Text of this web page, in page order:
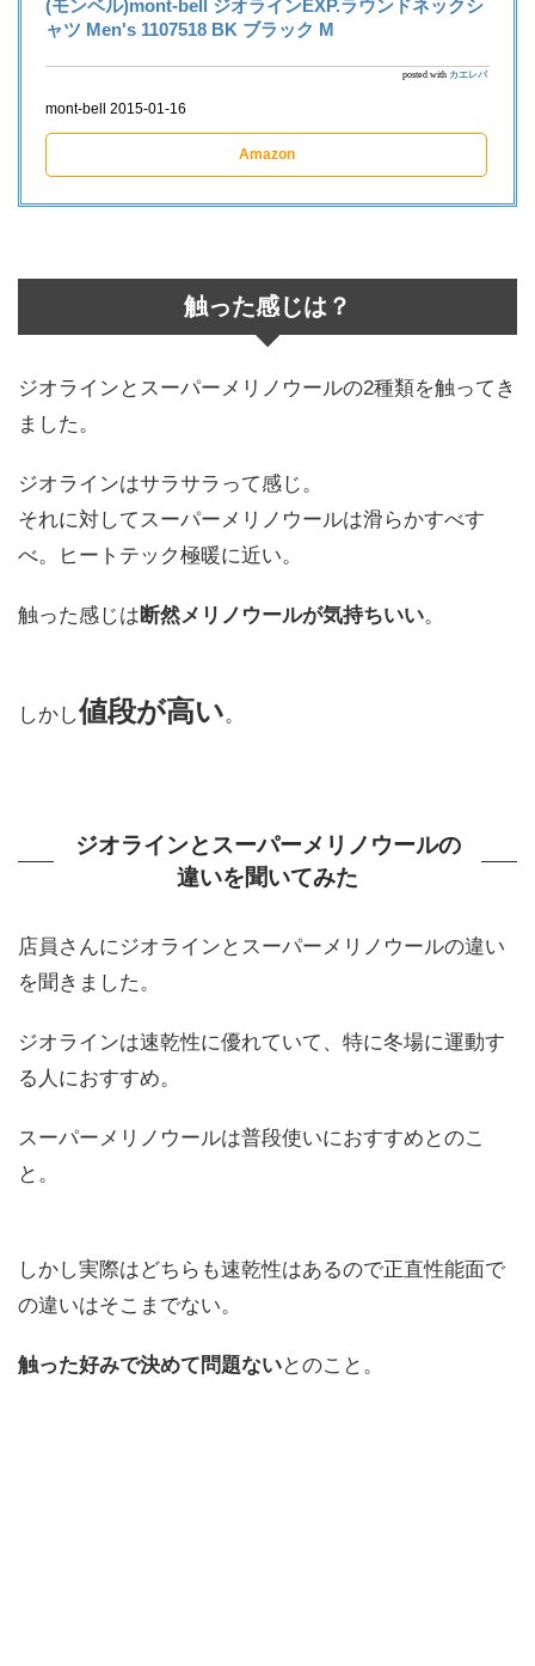
(モンベル)mont-bell ジオラインEXP.ラウンドネックシ
ャツ Men's 1107518 BK ブラック M
posted with カエレバ
mont-bell 2015-01-16
Amazon
触った感じは？
ジオラインとスーパーメリノウールの2種類を触ってき
ました。
ジオラインはサラサラって感じ。
それに対してスーパーメリノウールは滑らかすべす
べ。ヒートテック極暖に近い。
触った感じは断然メリノウールが気持ちいい。
しかし値段が高い。
ジオラインとスーパーメリノウールの
違いを聞いてみた
店員さんにジオラインとスーパーメリノウールの違い
を聞きました。
ジオラインは速乾性に優れていて、特に冬場に運動す
る人におすすめ。
スーパーメリノウールは普段使いにおすすめとのこ
と。
しかし実際はどちらも速乾性はあるので正直性能面で
の違いはそこまでない。
触った好みで決めて問題ないとのこと。